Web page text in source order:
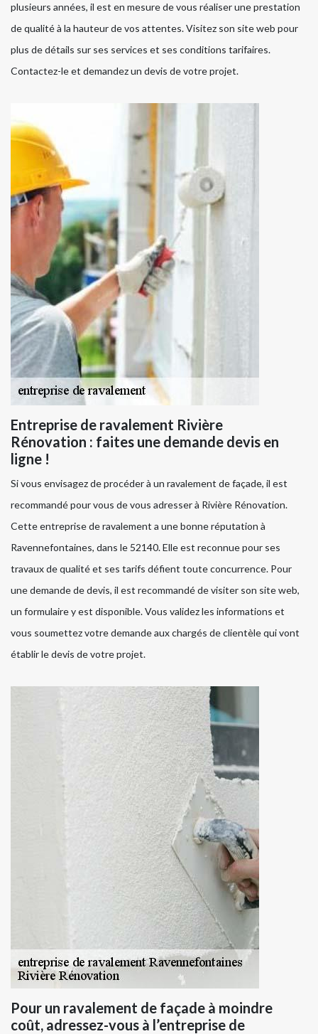
plusieurs années, il est en mesure de vous réaliser une prestation
de qualité à la hauteur de vos attentes. Visitez son site web pour
plus de détails sur ses services et ses conditions tarifaires.
Contactez-le et demandez un devis de votre projet.
Entreprise de ravalement Rivière
Rénovation : faites une demande devis en
ligne !
Si vous envisagez de procéder à un ravalement de façade, il est
recommandé pour vous de vous adresser à Rivière Rénovation.
Cette entreprise de ravalement a une bonne réputation à
Ravennefontaines, dans le 52140. Elle est reconnue pour ses
travaux de qualité et ses tarifs défient toute concurrence. Pour
une demande de devis, il est recommandé de visiter son site web,
un formulaire y est disponible. Vous validez les informations et
vous soumettez votre demande aux chargés de clientèle qui vont
établir le devis de votre projet.
Pour un ravalement de façade à moindre
coût, adressez-vous à l’entreprise de